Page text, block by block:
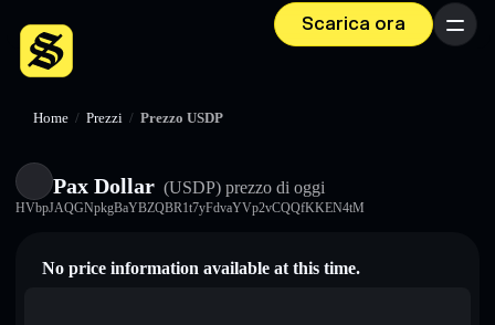
Scarica ora Menu
Home / Prezzi / Prezzo USDP
Pax Dollar (USDP) prezzo di oggi
HVbpJAQGNpkgBaYBZQBR1t7yFdvaYVp2vCQQfKKEN4tM
No price information available at this time.